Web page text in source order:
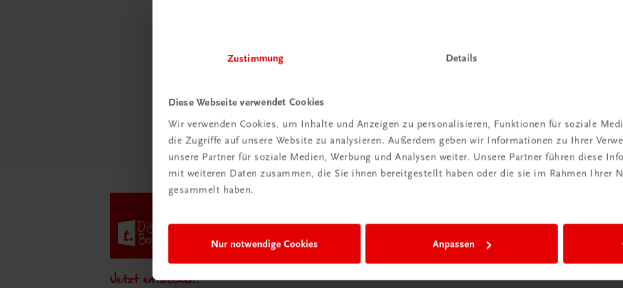
Zustimmung Details
Diese Webseite verwendet Cookies
Wir verwenden Cookies, um Inhalte und Anzeigen zu personalisieren, Funktionen für soziale
die Zugriffe auf unsere Website zu analysieren. Außerdem geben wir Informationen zu Ihrer
unsere Partner für soziale Medien, Werbung und Analysen weiter. Unsere Partner führen diese
mit weiteren Daten zusammen, die Sie ihnen bereitgestellt haben oder die sie im Rahmen Ihrer
gesammelt haben.
Nur notwendige Cookies Anpassen
Schulpraxis
Mehr dazu
Jetzt entdecken!